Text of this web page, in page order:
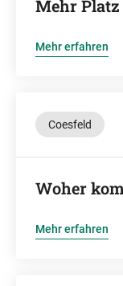
Mehr
Mehr erfahren
Coesfeld
Woher
Mehr erfahren